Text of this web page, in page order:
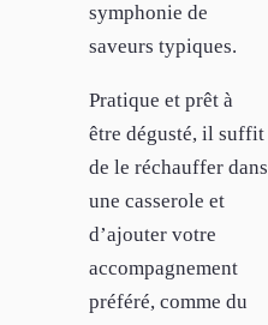
symphonie de
saveurs typiques.
Pratique et prêt à
être dégusté, il suffit
de le réchauffer dans
une casserole et
d’ajouter votre
accompagnement
préféré, comme du